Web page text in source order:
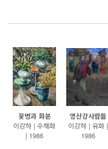
꽃병과 화분
이강하 | 수채화
| 1986
영산강사람들
이강하 | 유화 |
1986